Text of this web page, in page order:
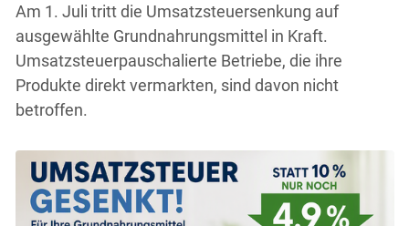
Am 1. Juli tritt die Umsatzsteuersenkung auf
ausgewählte Grundnahrungsmittel in Kraft.
Umsatzsteuerpauschalierte Betriebe, die ihre
Produkte direkt vermarkten, sind davon nicht
betroffen.